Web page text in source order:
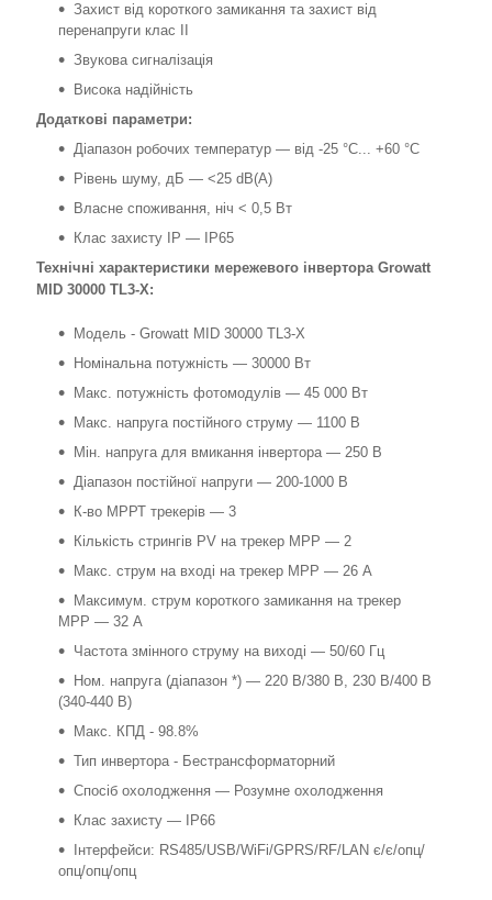
Захист від короткого замикання та захист від
перенапруги клас II
Звукова сигналізація
Висока надійність
Додаткові параметри:
Діапазон робочих температур — від -25 °C... +60 °C
Рівень шуму, дБ — <25 dB(A)
Власне споживання, ніч < 0,5 Вт
Клас захисту IP — IP65
Технічні характеристики мережевого інвертора Growatt
MID 30000 TL3-X:
Модель - Growatt MID 30000 TL3-X
Номінальна потужність — 30000 Вт
Макс. потужність фотомодулів — 45 000 Вт
Макс. напруга постійного струму — 1100 В
Мін. напруга для вмикання інвертора — 250 В
Діапазон постійної напруги — 200-1000 В
К-во МРРТ трекерів — 3
Кількість стрингів PV на трекер MPP — 2
Макс. струм на вході на трекер MPP — 26 А
Максимум. струм короткого замикання на трекер
MPP — 32 А
Частота змінного струму на виході — 50/60 Гц
Ном. напруга (діапазон *) — 220 В/380 В, 230 В/400 В
(340-440 В)
Макс. КПД - 98.8%
Тип инвертора - Бестрансформаторний
Спосіб охолодження — Розумне охолодження
Клас захисту — IP66
Інтерфейси: RS485/USB/WiFi/GPRS/RF/LAN є/є/опц/
опц/опц/опц